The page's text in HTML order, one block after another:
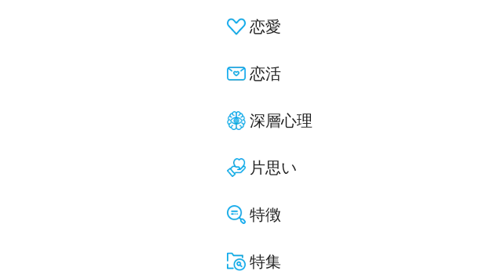
恋愛
恋活
深層心理
片思い
特徴
特集